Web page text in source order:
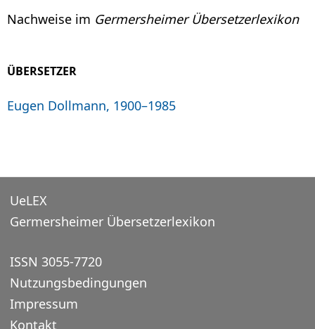
Nachweise im Germersheimer Übersetzerlexikon
ÜBERSETZER
Eugen Dollmann, 1900–1985
UeLEX
Germersheimer Übersetzerlexikon
ISSN 3055-7720
Nutzungsbedingungen
Impressum
Kontakt